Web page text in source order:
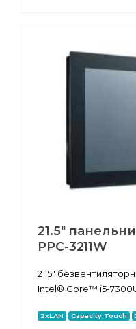
21.5"
PPC-3211W
21.5"
Intel® Core™ i5-
2xLAN Capacity Touch